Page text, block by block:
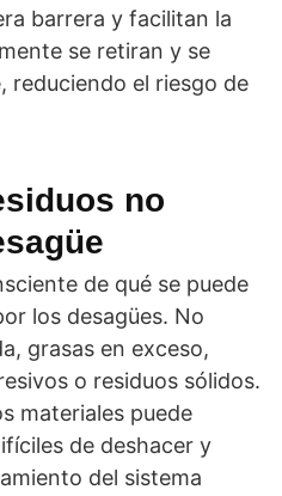
barrera y facilitan la
se retiran y se
reduciendo el riesgo de
no
de qué se puede
los desagües. No
grasas en exceso,
o residuos sólidos.
materiales puede
de deshacer y
del sistema